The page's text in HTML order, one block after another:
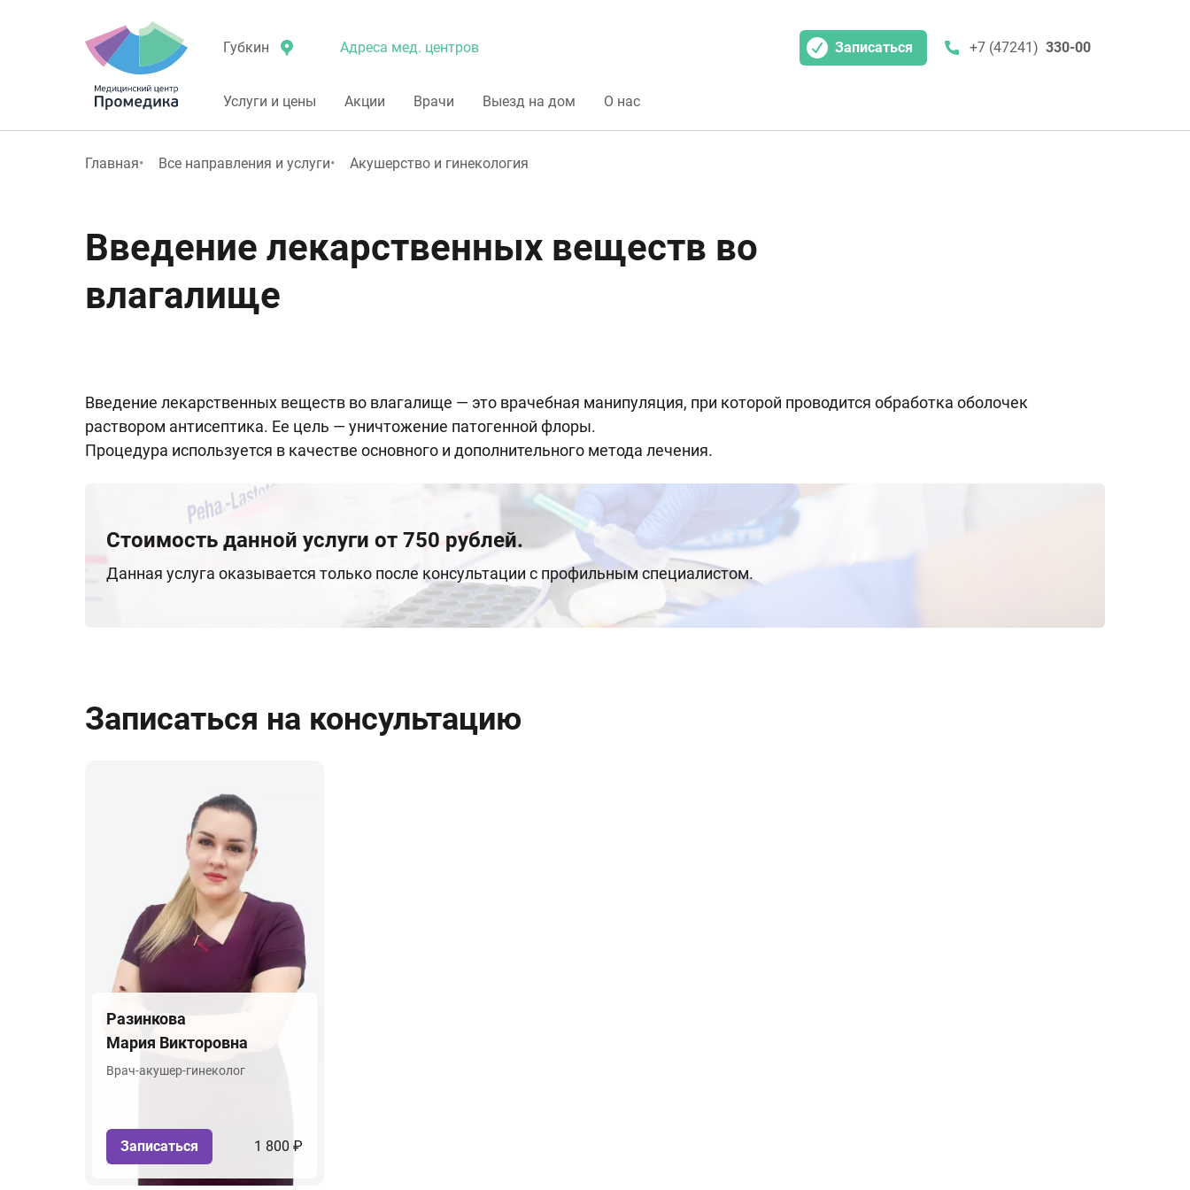
Губкин Адреса мед. центров Записаться +7 (47241) 330-00
Услуги и цены Акции Врачи Выезд на дом О нас
Главная Все направления и услуги Акушерство и гинекология
Введение лекарственных веществ во
влагалище
Введение лекарственных веществ во влагалище — это врачебная манипуляция, при которой проводится обработка оболочек
раствором антисептика. Ее цель — уничтожение патогенной флоры.
Процедура используется в качестве основного и дополнительного метода лечения.
Стоимость данной услуги от 750 рублей.
Данная услуга оказывается только после консультации с профильным специалистом.
Записаться на консультацию
Разинкова
Мария Викторовна
Врач-акушер-гинеколог
Записаться 1 800 ₽